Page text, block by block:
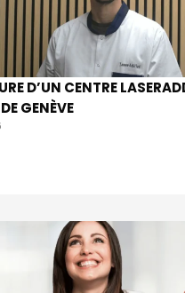
D’UN CENTRE
GENÈVE